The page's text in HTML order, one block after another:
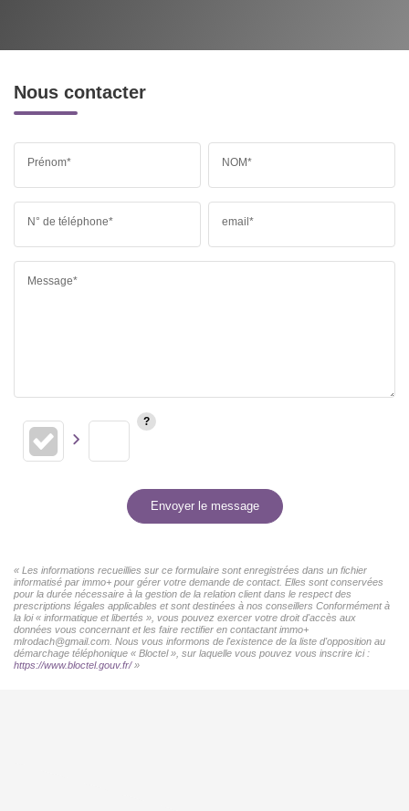
Nous contacter
Prénom* NOM*
N° de téléphone* email*
Message*
Envoyer le message
« Les informations recueillies sur ce formulaire sont enregistrées dans un fichier
informatisé par immo+ pour gérer votre demande de contact. Elles sont conservées
pour la durée nécessaire à la gestion de la relation client dans le respect des
prescriptions légales applicables et sont destinées à nos conseillers Conformément à
la loi « informatique et libertés », vous pouvez exercer votre droit d'accès aux
données vous concernant et les faire rectifier en contactant immo+
mlrodach@gmail.com. Nous vous informons de l'existence de la liste d'opposition au
démarchage téléphonique « Bloctel », sur laquelle vous pouvez vous inscrire ici :
https://www.bloctel.gouv.fr/»